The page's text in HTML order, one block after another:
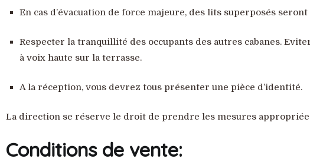
En cas d’évacuation de force majeure, des lits superposés
Respecter la tranquillité des occupants des autres cabanes.
à voix haute sur la terrasse.
A la réception, vous devrez tous présenter une pièce d’identité.
La direction se réserve le droit de prendre les mesures
Conditions de vente: